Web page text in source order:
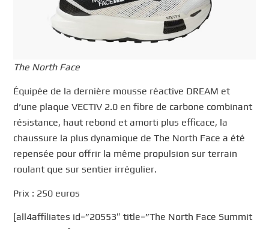
The North Face
Équipée de la dernière mousse réactive DREAM et
d’une plaque VECTIV 2.0 en fibre de carbone combinant
résistance, haut rebond et amorti plus efficace, la
chaussure la plus dynamique de The North Face a été
repensée pour offrir la même propulsion sur terrain
roulant que sur sentier irrégulier.
Prix : 250 euros
[all4affiliates id=”20553″ title=”The North Face Summit